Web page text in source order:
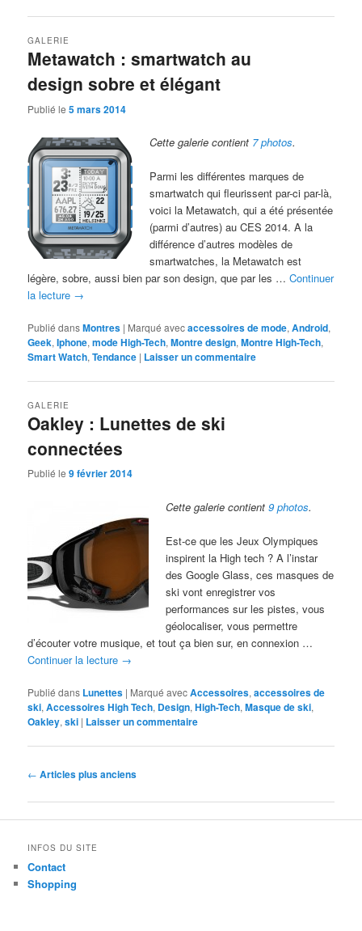
Metawatch : smartwatch au
design sobre et élégant
GALERIE
Publié le5 mars 2014
Cette galerie contient 7 photos.
Parmi les différentes marques de
smartwatch qui fleurissent par-ci par-là,
voici la Metawatch, qui a été présentée
(parmi d’autres) au CES 2014. A la
différence d’autres modèles de
smartwatches, la Metawatch est
légère, sobre, aussi bien par son design, que par les …Continuer
la lecture →
Publié dansMontres | Marqué avecaccessoires de mode,Android,
Geek,Iphone,mode High-Tech,Montre design,Montre High-Tech,
Smart Watch,Tendance | Laisser un commentaire
Oakley : Lunettes de ski
connectées
GALERIE
Publié le9 février 2014
Cette galerie contient9 photos.
Est-ce que les Jeux Olympiques
inspirent la High tech ? A l’instar
des Google Glass, ces masques de
ski vont enregistrer vos
performances sur les pistes, vous
géolocaliser, vous permettre
d’écouter votre musique, et tout ça bien sur, en connexion …
Continuer la lecture →
Publié dans Lunettes | Marqué avecAccessoires,accessoires de
ski,Accessoires High Tech, Design,High-Tech,Masque de ski,
Oakley,ski | Laisser un commentaire
Navigation
articles
← Articles plus anciens
INFOS DU SITE
Contact
Shopping